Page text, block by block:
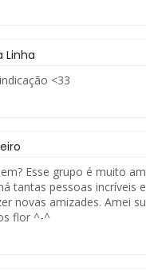
Linha
<33
Esse grupo é muito
tantas pessoas incríveis
novas amizades. Amei
flor ^-^